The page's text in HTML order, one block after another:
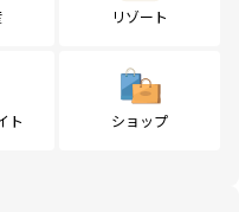
リゾート
ト ショップ